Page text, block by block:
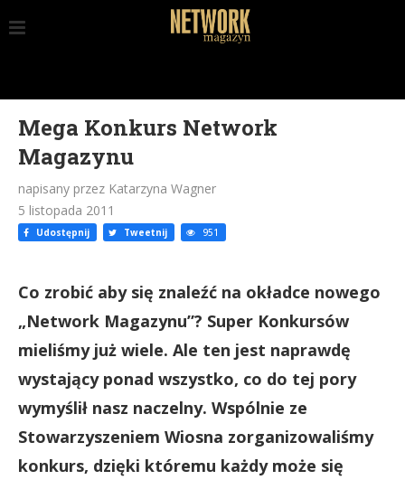
Mega Konkurs Network
Magazynu
napisany przez Katarzyna Wagner
5 listopada 2011
Udostępnij Tweetnij 951
Co zrobić aby się znaleźć na okładce nowego
„Network Magazynu”? Super Konkursów
mieliśmy już wiele. Ale ten jest naprawdę
wystający ponad wszystko, co do tej pory
wymyślił nasz naczelny. Wspólnie ze
Stowarzyszeniem Wiosna zorganizowaliśmy
konkurs, dzięki któremu każdy może się